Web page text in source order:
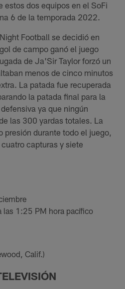
estos dos equipos en el SoFi
6 de la temporada 2022.
Football se decidió en
de campo ganó el juego
de Ja'Sir Taylor forzó un
menos de cinco minutos
La patada fue recuperada
la patada final para la
ya que ningún
las 300 yardas totales. La
presión durante todo el juego,
capturas y siete
las 1:25 PM hora pacífico
Calif.)